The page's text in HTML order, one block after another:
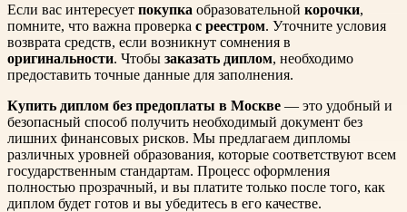
Если вас интересует покупка образовательной корочки,
помните, что важна проверка с реестром. Уточните условия
возврата средств, если возникнут сомнения в
оригинальности. Чтобы заказать диплом, необходимо
предоставить точные данные для заполнения.
Купить диплом без предоплаты в Москве — это удобный и
безопасный способ получить необходимый документ без
лишних финансовых рисков. Мы предлагаем дипломы
различных уровней образования, которые соответствуют всем
государственным стандартам. Процесс оформления
полностью прозрачный, и вы платите только после того, как
диплом будет готов и вы убедитесь в его качестве.